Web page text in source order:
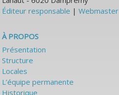
Éditeur responsable |Webmaster
À PROPOS
Présentation
Structure
Locales
L’équipe permanente
Historique